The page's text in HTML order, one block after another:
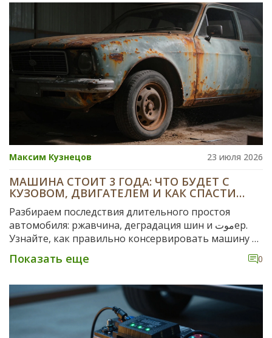
Максим Кузнецов 23 июля 2026
МАШИНА СТОИТ 3 ГОДА: ЧТО БУДЕТ С
КУЗОВОМ, ДВИГАТЕЛЕМ И КАК СПАСТИ
АВТО
Разбираем последствия длительного простоя
автомобиля: ржавчина, деградация шин и موتер.
Узнайте, как правильно консервировать машину и
что проверить перед первым запуском после 3 лет.
Показать еще 0